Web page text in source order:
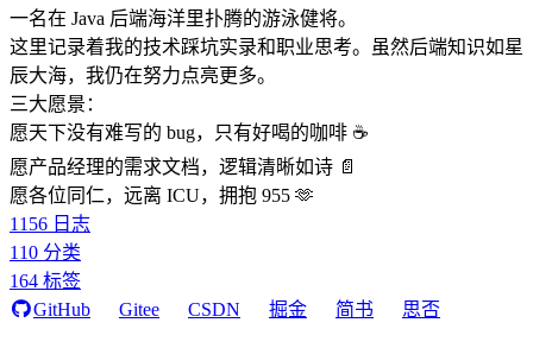
一名在 Java 后端海洋里扑腾的游泳健将。
这里记录着我的技术踩坑实录和职业思考。虽然后端知识如星
辰大海，我仍在努力点亮更多。
三大愿景：
愿天下没有难写的 bug，只有好喝的咖啡 ☕️
愿产品经理的需求文档，逻辑清晰如诗 📄
愿各位同仁，远离 ICU，拥抱 955 🫶
1156 日志
110 分类
164 标签
GitHub
Gitee CSDN 掘金 简书 思否